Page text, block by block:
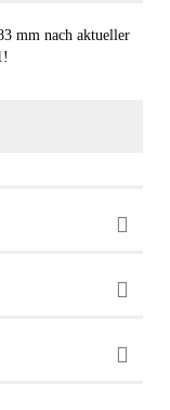
mm nach aktueller